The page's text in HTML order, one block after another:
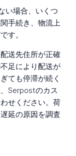
い場合、いくつ
手続き、物流上
す。
送先住所が正確
足により配送が
ても停滞が続く
Serpostのカス
せください。荷
延の原因を調査